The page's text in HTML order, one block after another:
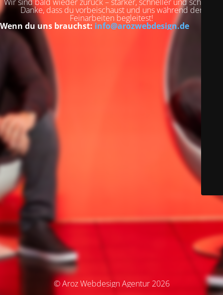
Danke, dass du vorbeischaust und uns während der
Feinarbeiten begleitest!
Wenn du uns brauchst: info@arozwebdesign.de
© Aroz Webdesign Agentur 2026